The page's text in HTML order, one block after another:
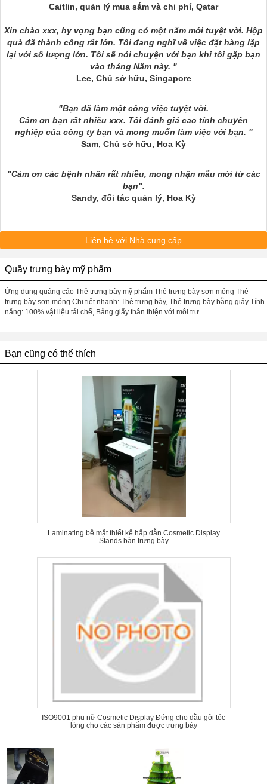
Caitlin, quản lý mua sắm và chi phí, Qatar
Xin chào xxx, hy vọng bạn cũng có một năm mới tuyệt vời. Hộp
quà đã thành công rất lớn. Tôi đang nghĩ về việc đặt hàng lặp
lại với số lượng lớn. Tôi sẽ nói chuyện với bạn khi tôi gặp bạn
vào tháng Năm này. "
Lee, Chủ sở hữu, Singapore
"Bạn đã làm một công việc tuyệt vời.
Cảm ơn bạn rất nhiều xxx. Tôi đánh giá cao tính chuyên
nghiệp của công ty bạn và mong muốn làm việc với bạn. "
Sam, Chủ sở hữu, Hoa Kỳ
"Cảm ơn các bệnh nhân rất nhiều, mong nhận mẫu mới từ các
bạn".
Sandy, đối tác quản lý, Hoa Kỳ
Liên hệ với Nhà cung cấp
Quầy trưng bày mỹ phẩm
Ứng dụng quảng cáo Thẻ trưng bày mỹ phẩm Thẻ trưng bày sơn móng Thẻ
trưng bày sơn móng Chi tiết nhanh: Thẻ trưng bày, Thẻ trưng bày bằng giấy Tính
năng: 100% vật liệu tái chế, Bảng giấy thân thiện với môi trư...
Bạn cũng có thể thích
Laminating bề mặt thiết kế hấp dẫn Cosmetic Display
Stands bàn trưng bày
ISO9001 phụ nữ Cosmetic Display Đứng cho dầu gội tóc
lỏng cho các sản phẩm được trưng bày